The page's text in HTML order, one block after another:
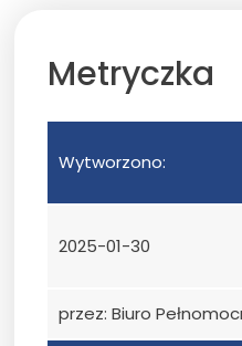
Metryczka
Wytworzono:
2025-01-30
przez: Biuro